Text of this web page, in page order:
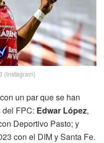
(Instagram)
un par que se han
FPC: Edwar López,
Deportivo Pasto; y
con el DIM y Santa Fe.